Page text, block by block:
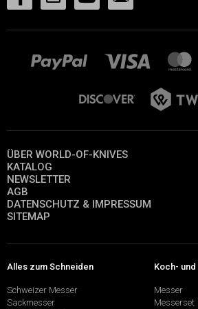
ÜBER WORLD-OF-KNIVES
KATALOG
NEWSLETTER
AGB
DATENSCHUTZ & IMPRESSUM
SITEMAP
Alles zum Schneiden
Schweizer Messer
Sackmesser
Koch-
Messer
Messerset